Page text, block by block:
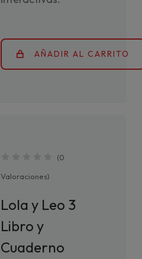
AÑADIR AL CARRITO
(0
Valoraciones)
Lola y Leo 3
Libro y
Cuaderno